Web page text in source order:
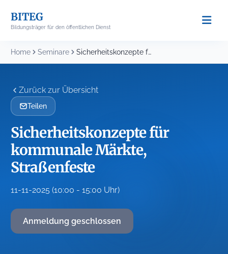
content
BITEG
Bildungsträger für den öffentlichen Dienst
Home Seminare Sicherheitskonzepte für kommunale Märkte, Straßenfeste
Zurück zur Übersicht
Teilen
Sicherheitskonzepte für
kommunale Märkte,
Straßenfeste
11-11-2025 (10:00 - 15:00 Uhr)
Anmeldung geschlossen